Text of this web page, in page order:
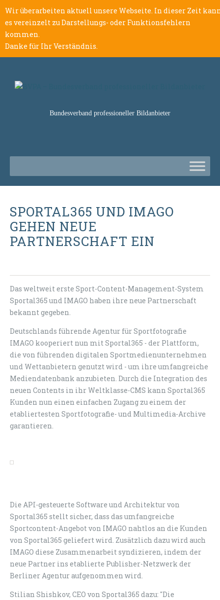
Wir überarbeiten aktuell unsere Webseite. In dieser Zeit
es vereinzelt zu Darstellungs- oder Funktionsfehlern
kommen.
Danke für Ihr Verständnis.
Bundesverband professioneller Bildanbieter
SPORTAL365 UND IMAGO
GEHEN NEUE
PARTNERSCHAFT EIN
Das weltweit erste Sport-Content-Management-System
Sportal365 und IMAGO haben ihre neue Partnerschaft
bekannt gegeben.
Deutschlands führende Agentur für Sportfotografie
IMAGO kooperiert nun mit Sportal365 - der Plattform,
die von führenden digitalen Sportmedienunternehmen
und Wettanbietern genutzt wird - um ihre umfangreiche
Mediendatenbank anzubieten. Durch die Integration des
neuen Contents in ihr Weltklasse-CMS kann Sportal365
Kunden nun einen einfachen Zugang zu einem der
etabliertesten Sportfotografie- und Multimedia-Archive
garantieren.
Die API-gesteuerte Software und Architektur von
Sportal365 stellt sicher, dass das umfangreiche
Sportcontent-Angebot von IMAGO nahtlos an die Kunden
von Sportal365 geliefert wird. Zusätzlich dazu wird auch
IMAGO diese Zusammenarbeit syndizieren, indem der
neue Partner ins etablierte Publisher-Netzwerk der
Berliner Agentur aufgenommen wird.
Stilian Shishkov, CEO von Sportal365 dazu: "Die